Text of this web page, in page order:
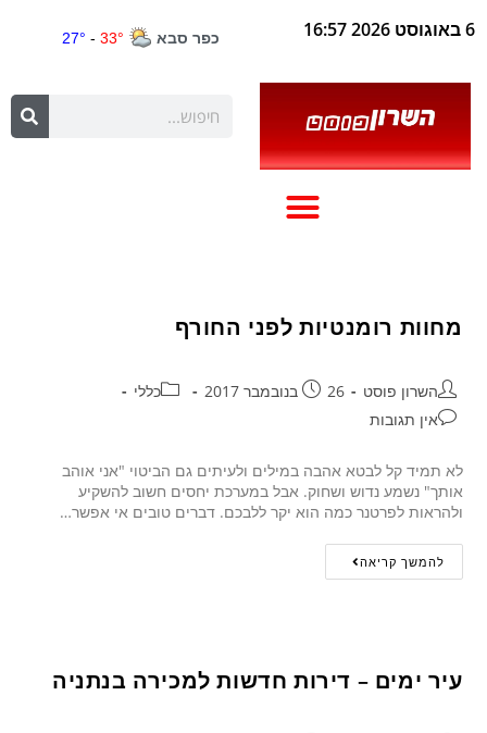
6 באוגוסט 2026 16:57
מחוות רומנטיות לפני החורף
השרון פוסט 26 בנובמבר 2017
כללי
אין תגובות
לא תמיד קל לבטא אהבה במילים ולעיתים גם הביטוי "אני אוהב
אותך" נשמע נדוש ושחוק. אבל במערכת יחסים חשוב להשקיע
ולהראות לפרטנר כמה הוא יקר ללבכם. דברים טובים אי אפשר…
להמשך קריאה
עיר ימים – דירות חדשות למכירה בנתניה